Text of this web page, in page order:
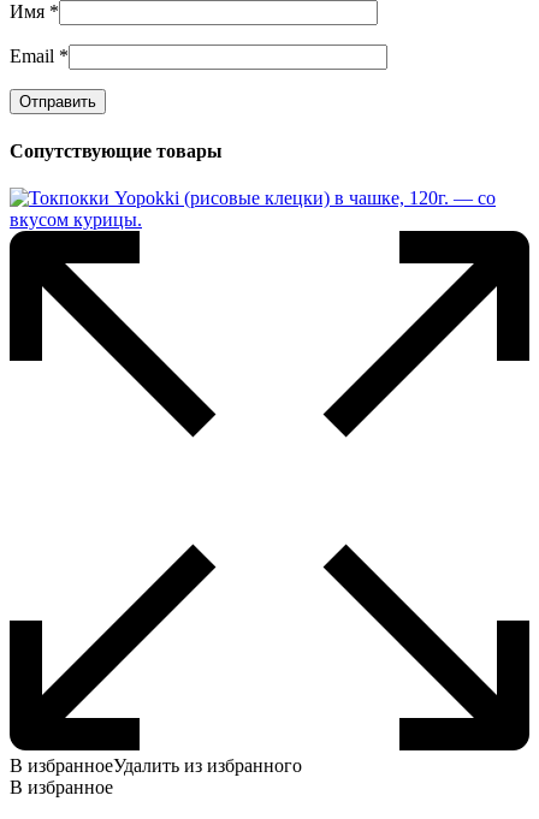
Имя *
Email *
Сопутствующие товары
В избранноеУдалить из избранного
В избранное